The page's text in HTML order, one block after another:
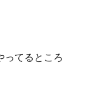
ってるところ